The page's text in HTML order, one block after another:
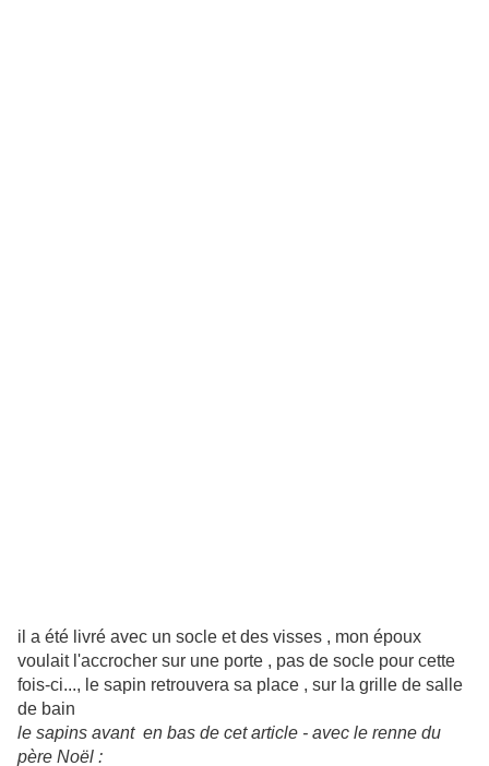
il a été livré avec un socle et des visses , mon époux
voulait l'accrocher sur une porte , pas de socle pour cette
fois-ci..., le sapin retrouvera sa place , sur la grille de salle
de bain
le sapins avant en bas de cet article - avec le renne du
père Noël :